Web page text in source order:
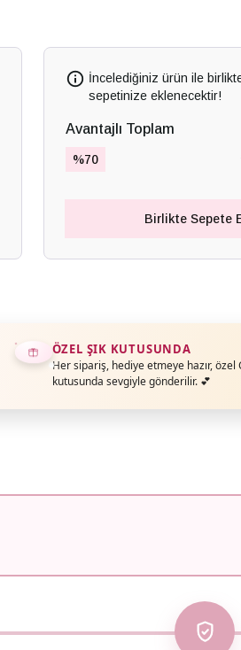
İncelediğiniz ürün ile
sepetinize eklenecektir!
Avantajlı Toplam
%70
Birlikte Sepete
ÖZEL ŞIK KUTUSUNDA
Her sipariş, hediye etmeye hazır, özel
kutusunda sevgiyle gönderilir. 💕